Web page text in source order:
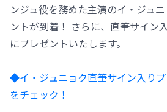
ンジュ役を務めた主演のイ・ジュ
ントが到着！ さらに、直筆サイン
にプレゼントいたします。
◆イ・ジュニョク直筆サイン入り
をチェック！